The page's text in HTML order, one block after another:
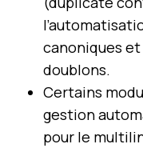
canoniques
doublons.
Certains
gestion
pour le